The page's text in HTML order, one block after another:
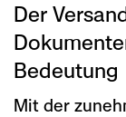
Der
Bedeutung
Mit der